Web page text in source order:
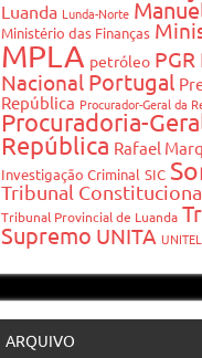
Luanda Lunda-Norte
Ministério das Finanças
MPLA petróleo PGR
Nacional Portugal
República Procurador-Geral da
Procuradoria-
República Rafael
Investigação Criminal SIC
Tribunal
Tribunal Provincial de Luanda
Supremo UNITA UNITEL
ARQUIVO